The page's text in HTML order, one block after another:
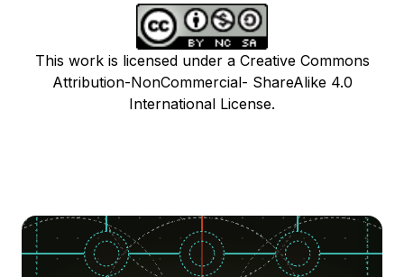
This work is licensed under a Creative Commons
Attribution-NonCommercial- ShareAlike 4.0
International License.